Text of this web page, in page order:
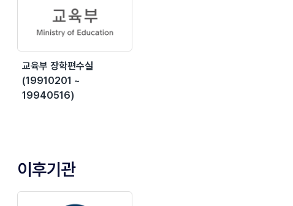
교육부 장학편수실
(19910201 ~
19940516)
이후기관